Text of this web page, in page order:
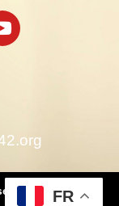
242 – média
FR